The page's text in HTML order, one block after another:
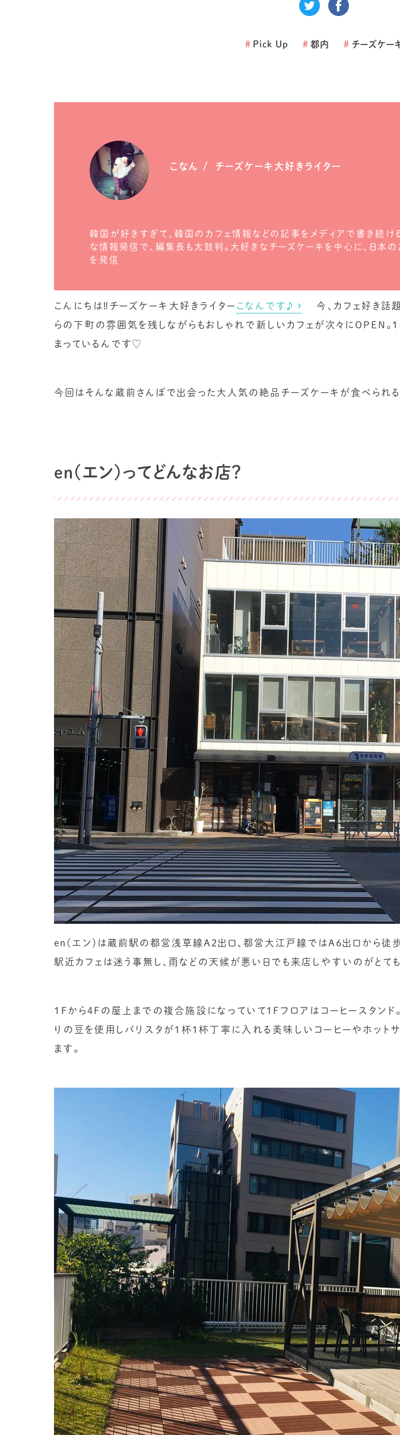
# Pick Up # 都内 # チーズケー
こなん チーズケーキ大好きライター
韓国が好きすぎて、韓国のカフェ情報などの記事をメディアで書き続け
な情報発信で、編集長も太鼓判。大好きなチーズケーキを中心に、日本
を発信
こんにちは‼︎チーズケーキ大好きライター こなんです♪
今、カフェ好き話
らの下町の雰囲気を残しながらもおしゃれで新しいカフェが次々にOPEN
まっているんです♡
今回はそんな蔵前さんぽで出会った大人気の絶品チーズケーキが食べられ
en(エン)ってどんなお店？
en(エン)は蔵前駅の都営浅草線A2出口、都営大江戸線ではA6出口から徒歩
駅近カフェは迷う事無し、雨などの天候が悪い日でも来店しやすいのがとて
１Fから4Fの屋上までの複合施設になっていて1Fフロアはコーヒースタンド
りの豆を使用しバリスタが1杯1杯丁寧に入れる美味しいコーヒーやホット
ます。